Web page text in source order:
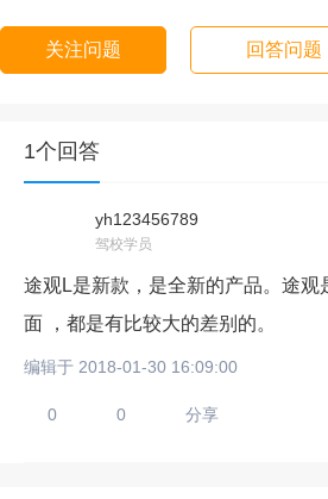
关注问题 回答问题
1个回答
yh123456789
驾校学员
途观L是新款，是全新的产品。途
面 ，都是有比较大的差别的。
编辑于 2018-01-30 16:09:00
0 0 分享